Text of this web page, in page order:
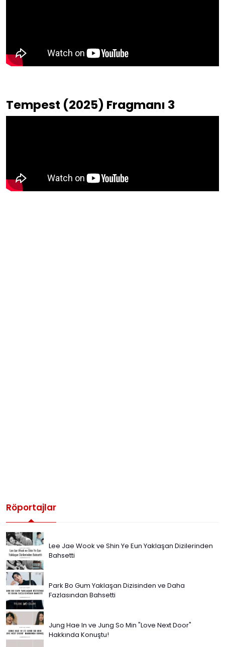
Tempest (2025) Fragmanı 3
Röportajlar
Lee Jae Wook ve Shin Ye Eun Yaklaşan Dizilerinden
Bahsetti
Park Bo Gum Yaklaşan Dizisinden ve Daha
Fazlasından Bahsetti
Jung Hae In ve Jung So Min "Love Next Door"
Hakkında Konuştu!